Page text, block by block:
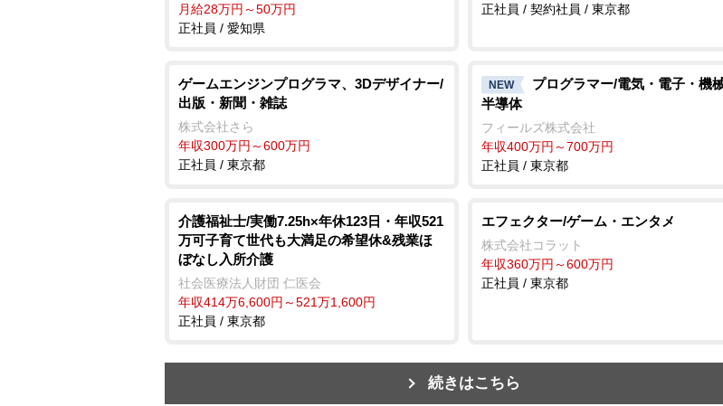
月給28万円～50万円
正社員 / 愛知県
正社員 / 契約社員 / 東京都
ゲームエンジンプログラマ、3Dデザイナー/
出版・新聞・雑誌
株式会社さら
年収300万円～600万円
正社員 / 東京都
NEW
プログラマー/電気・電子・機
半導体
フィールズ株式会社
年収400万円～700万円
正社員 / 東京都
介護福祉士/実働7.25h×年休123日・年収521
万可子育て世代も大満足の希望休&残業ほ
ぼなし入所介護
社会医療法人財団 仁医会
年収414万6,600円～521万1,600円
正社員 / 東京都
エフェクター/ゲーム・エンタメ
株式会社コラット
年収360万円～600万円
正社員 / 東京都
続きはこちら